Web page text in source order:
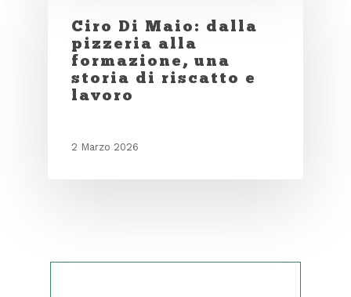
Ciro Di Maio: dalla
pizzeria alla
formazione, una
storia di riscatto e
lavoro
2 Marzo 2026